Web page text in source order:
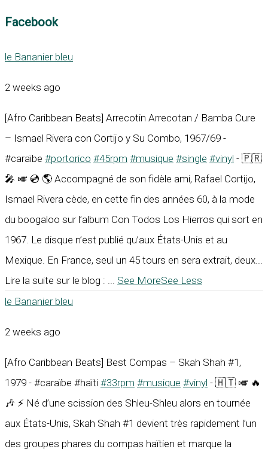
Facebook
le Bananier bleu
2 weeks ago
[Afro Caribbean Beats] Arrecotin Arrecotan / Bamba Cure
– Ismael Rivera con Cortijo y Su Combo, 1967/69 -
#caraïbe #portorico #45rpm #musique #single #vinyl - 🇵🇷
🎤 🎺 💿 🌎 Accompagné de son fidèle ami, Rafael Cortijo,
Ismael Rivera cède, en cette fin des années 60, à la mode
du boogaloo sur l’album Con Todos Los Hierros qui sort en
1967. Le disque n’est publié qu’aux États-Unis et au
Mexique. En France, seul un 45 tours en sera extrait, deux...
Lire la suite sur le blog :
See MoreSee Less
le Bananier bleu
2 weeks ago
[Afro Caribbean Beats] Best Compas – Skah Shah #1,
1979 - #caraïbe #haïti #33rpm #musique #vinyl - 🇭🇹 🎺 🔥
🎶 ⚡ Né d’une scission des Shleu-Shleu alors en tournée
aux États-Unis, Skah Shah #1 devient très rapidement l’un
des groupes phares du compas haïtien et marque la